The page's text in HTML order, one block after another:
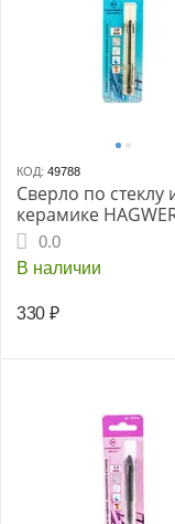
КОД: 49788
Сверло по стеклу
керамике
10мм 4-х гранное
0.0
В наличии
330 ₽